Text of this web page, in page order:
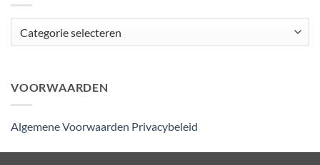
VOORWAARDEN
Algemene Voorwaarden Privacybeleid